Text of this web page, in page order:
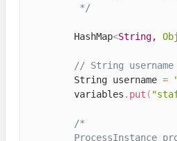
         */
        HashMap
<String,
// String
        String username
=
        variables
. put (
/*
ProcessInstance